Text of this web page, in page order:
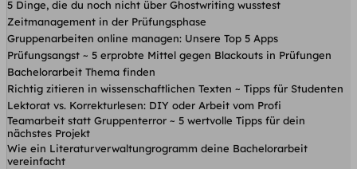
5 Dinge, die du noch nicht über Ghostwriting wusstest
Zeitmanagement in der Prüfungsphase
Gruppenarbeiten online managen: Unsere Top 5 Apps
Prüfungsangst ~ 5 erprobte Mittel gegen Blackouts in Prüfungen
Bachelorarbeit Thema finden
Richtig zitieren in wissenschaftlichen Texten ~ Tipps für Studenten
Lektorat vs. Korrekturlesen: DIY oder Arbeit vom Profi
Teamarbeit statt Gruppenterror ~ 5 wertvolle Tipps für dein
nächstes Projekt
Wie ein Literaturverwaltungrogramm deine Bachelorarbeit
vereinfacht